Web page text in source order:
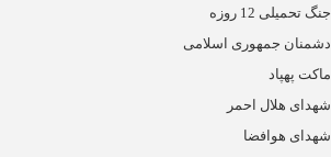
جنگ تحمیلی 12 روزه
دشمنان جمهوری اسلامی
ماکت پهپاد
شهدای هلال احمر
شهدای هوافضا